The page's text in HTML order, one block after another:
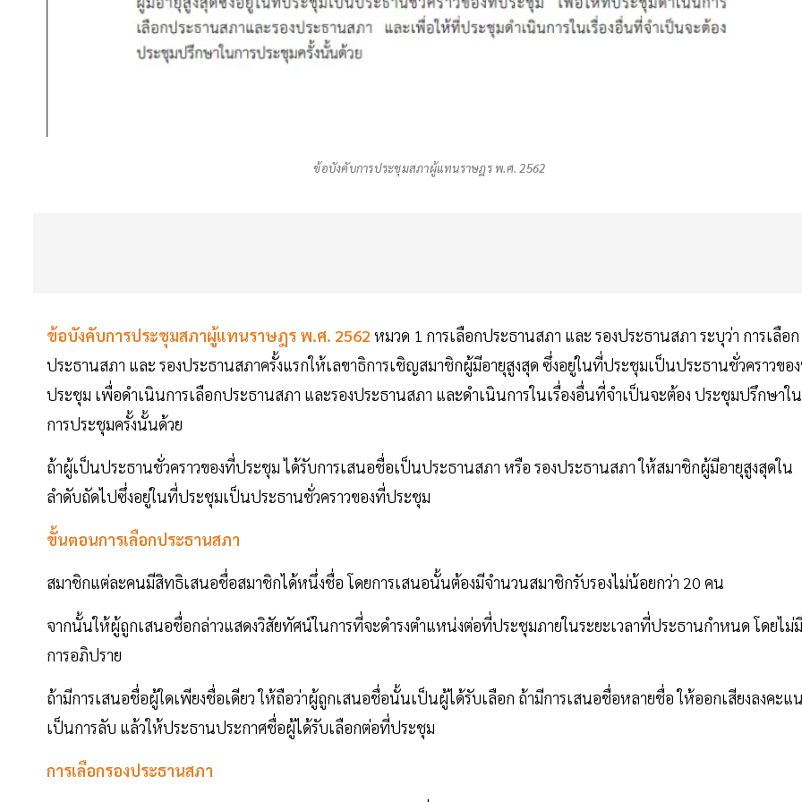
ข้อบังคับการประชุมสภาผู้แทนราษฎร พ.ศ. 2562
ข้อบังคับการประชุมสภาผู้แทนราษฎร พ.ศ. 2562 หมวด 1 การเลือกประธานสภา และ รองประธานสภา ระบุว่า การเลือก
ประธานสภา และ รองประธานสภาครั้งแรกให้เลขาธิการเชิญสมาชิกผู้มีอายุสูงสุด ซึ่งอยู่ในที่ประชุมเป็นประธานชั่วคราวขอ
ประชุม เพื่อดำเนินการเลือกประธานสภา และรองประธานสภา และดำเนินการในเรื่องอื่นที่จำเป็นจะต้อง ประชุมปรึกษาใน
การประชุมครั้งนั้นด้วย
ถ้าผู้เป็นประธานชั่วคราวของที่ประชุม ได้รับการเสนอชื่อเป็นประธานสภา หรือ รองประธานสภา ให้สมาชิกผู้มีอายุสูงสุดใน
ลำดับถัดไปซึ่งอยู่ในที่ประชุมเป็นประธานชั่วคราวของที่ประชุม
ขั้นตอนการเลือกประธานสภา
สมาชิกแต่ละคนมีสิทธิเสนอชื่อสมาชิกได้หนึ่งชื่อ โดยการเสนอนั้นต้องมีจำนวนสมาชิกรับรองไม่น้อยกว่า 20 คน
จากนั้นให้ผู้ถูกเสนอชื่อกล่าวแสดงวิสัยทัศน์ในการที่จะดำรงตำแหน่งต่อที่ประชุมภายในระยะเวลาที่ประธานกำหนด โดยไม่มี
การอภิปราย
ถ้ามีการเสนอชื่อผู้ใดเพียงชื่อเดียว ให้ถือว่าผู้ถูกเสนอชื่อนั้นเป็นผู้ได้รับเลือก ถ้ามีการเสนอชื่อหลายชื่อ ให้ออกเสียงลงคะแ
เป็นการลับ แล้วให้ประธานประกาศชื่อผู้ได้รับเลือกต่อที่ประชุม
การเลือกรองประธานสภา